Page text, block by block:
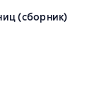
(сборник)
основе 2324 оценок